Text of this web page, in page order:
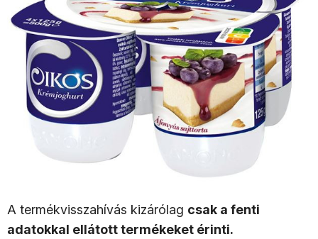
A termékvisszahívás kizárólag csak a fenti
adatokkal ellátott termékeket érinti.